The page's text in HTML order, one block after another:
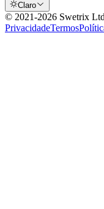
Claro
© 2021-2026 Swetrix
PrivacidadeTermos